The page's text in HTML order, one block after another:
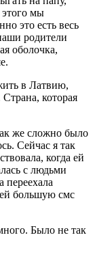
мы
это есть весь
родители
оболочка,
в Латвию,
которая
же сложно было
Сейчас я так
когда ей
с людьми
переехала
большую смс
Было не так